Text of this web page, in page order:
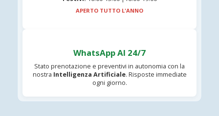
APERTO TUTTO L'ANNO
WhatsApp AI 24/7
Stato prenotazione e preventivi in autonomia con la
nostra Intelligenza Artificiale. Risposte immediate
ogni giorno.